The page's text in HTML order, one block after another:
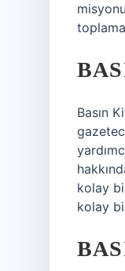
Basın
kolay
kolay